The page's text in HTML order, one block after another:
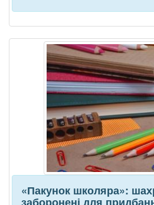
«Пакунок школяра»: